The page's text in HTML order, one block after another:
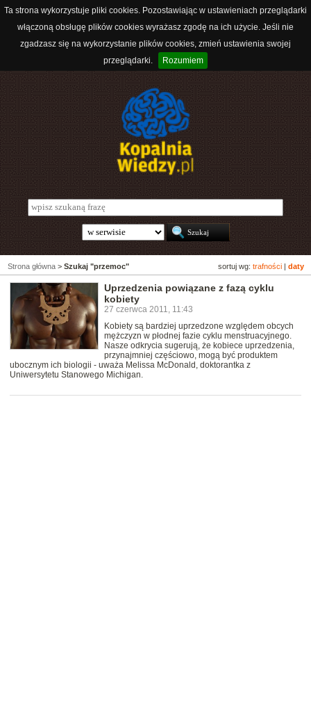
Ta strona wykorzystuje pliki cookies. Pozostawiając w ustawieniach przeglądarki
włączoną obsługę plików cookies wyrażasz zgodę na ich użycie. Jeśli nie
zgadzasz się na wykorzystanie plików cookies, zmień ustawienia swojej
przeglądarki.
Rozumiem
sortuj wg: trafności daty
Strona główna > Szukaj "przemoc"
Uprzedzenia powiązane z fazą cyklu
kobiety
27 czerwca 2011, 11:43
Kobiety są bardziej uprzedzone względem obcych
mężczyzn w płodnej fazie cyklu menstruacyjnego.
Nasze odkrycia sugerują, że kobiece uprzedzenia,
przynajmniej częściowo, mogą być produktem
ubocznym ich biologii - uważa Melissa McDonald, doktorantka z
Uniwersytetu Stanowego Michigan.